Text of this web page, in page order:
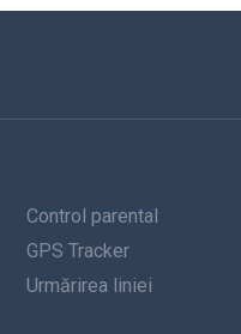
Control parental
GPS Tracker
Urmărirea liniei